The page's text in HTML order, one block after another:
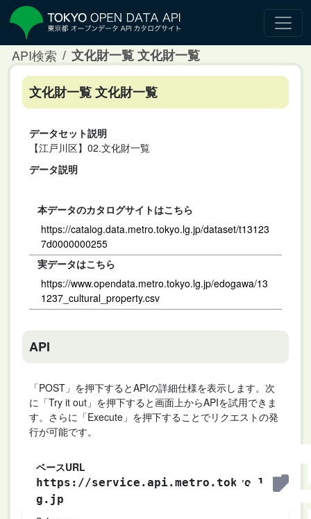
API検索 文化財一覧 文化財一覧
文化財一覧 文化財一覧
データセット説明
【江戸川区】02.文化財一覧
データ説明
本データのカタログサイトはこちら
https://catalog.data.metro.tokyo.lg.jp/dataset/t13123
7d0000000255
実データはこちら
https://www.opendata.metro.tokyo.lg.jp/edogawa/13
1237_cultural_property.csv
API
「POST」を押下するとAPIの詳細仕様を表示します。次
に「Try it out」を押下すると画面上からAPIを試用できま
す。さらに「Execute」を押下することでリクエストの発
行が可能です。
ベースURL
https://service.api.metro.tokyo.l
g.jp